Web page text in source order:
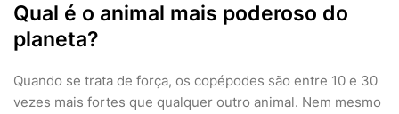
Qual é o animal mais poderoso do
planeta?
Quando se trata de força, os copépodes são entre 10 e 30
vezes mais fortes que qualquer outro animal. Nem mesmo